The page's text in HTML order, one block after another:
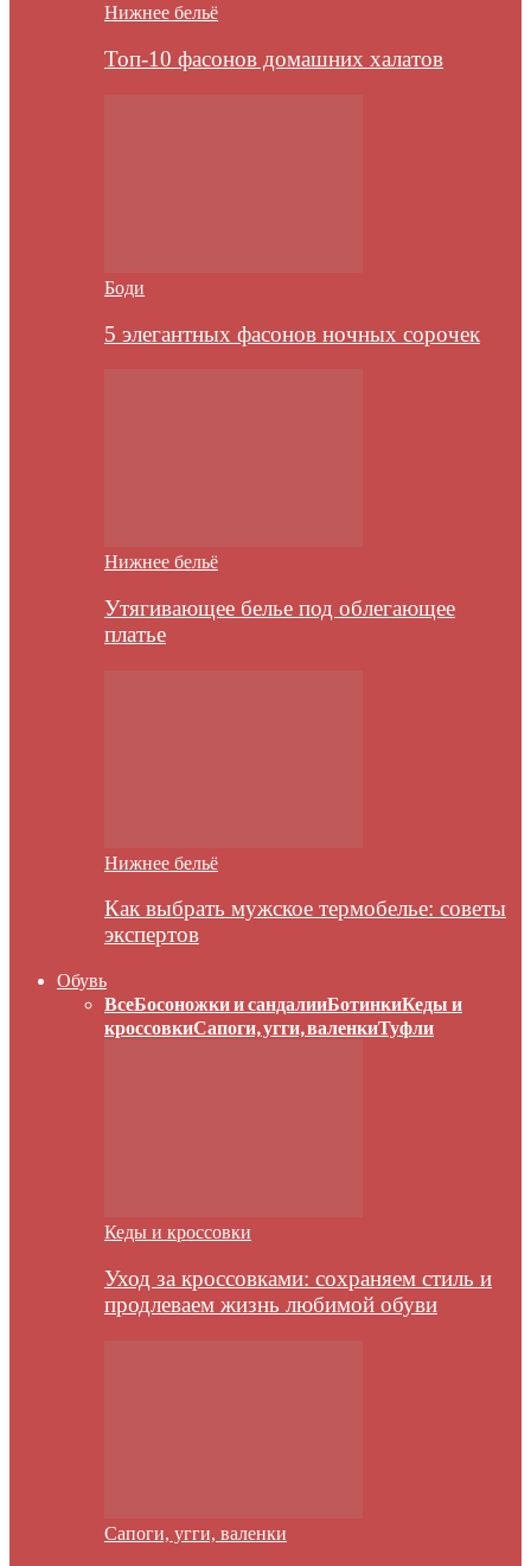
Нижнее бельё
Топ-10 фасонов домашних халатов
Боди
5 элегантных фасонов ночных сорочек
Нижнее бельё
Утягивающее белье под облегающее
платье
Нижнее бельё
Как выбрать мужское термобелье: советы
экспертов
Обувь
ВсеБосоножки и сандалииБотинкиКеды и
кроссовкиСапоги, угги, валенкиТуфли
Кеды и кроссовки
Уход за кроссовками: сохраняем стиль и
продлеваем жизнь любимой обуви
Сапоги, угги, валенки